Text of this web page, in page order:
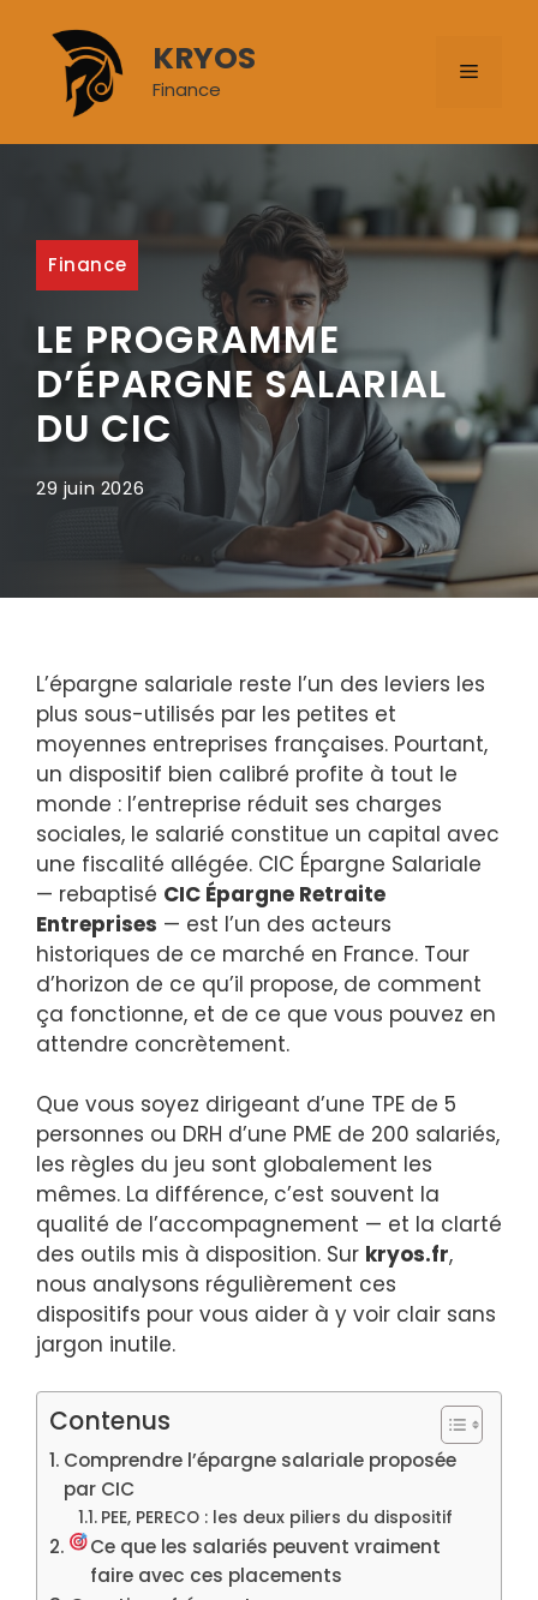
contenu
KRYOS
Finance
MENU
Finance
LE PROGRAMME
D’ÉPARGNE SALARIAL
DU CIC
29 juin 2026
L’épargne salariale reste l’un des leviers les
plus sous-utilisés par les petites et
moyennes entreprises françaises. Pourtant,
un dispositif bien calibré profite à tout le
monde : l’entreprise réduit ses charges
sociales, le salarié constitue un capital avec
une fiscalité allégée. CIC Épargne Salariale
— rebaptisé CIC Épargne Retraite
Entreprises — est l’un des acteurs
historiques de ce marché en France. Tour
d’horizon de ce qu’il propose, de comment
ça fonctionne, et de ce que vous pouvez en
attendre concrètement.
Que vous soyez dirigeant d’une TPE de 5
personnes ou DRH d’une PME de 200 salariés,
les règles du jeu sont globalement les
mêmes. La différence, c’est souvent la
qualité de l’accompagnement — et la clarté
des outils mis à disposition. Sur kryos.fr,
nous analysons régulièrement ces
dispositifs pour vous aider à y voir clair sans
jargon inutile.
Contenus
Comprendre l’épargne salariale proposée
par CIC
PEE, PERECO : les deux piliers du dispositif
Ce que les salariés peuvent vraiment
faire avec ces placements